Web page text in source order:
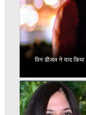
विन डीजल ने याद